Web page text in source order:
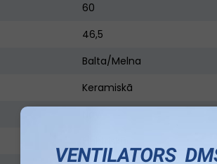
60
46,5
Balta/Melna
Keramiskā